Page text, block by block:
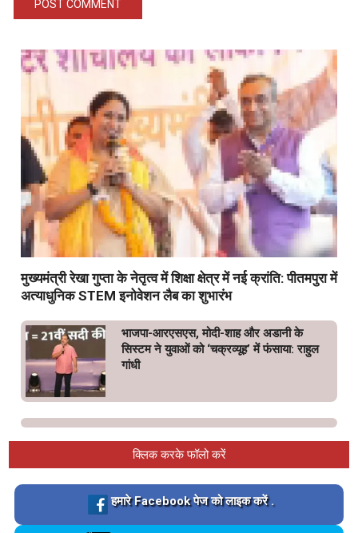
मुख्यमंत्री रेखा गुप्ता के नेतृत्व में शिक्षा क्षेत्र में नई क्रांति: पीतमपुरा में
अत्याधुनिक STEM इनोवेशन लैब का शुभारंभ
भाजपा-आरएसएस, मोदी-शाह और अडानी के
सिस्टम ने युवाओं को ‘चक्रव्यूह’ में फंसाया: राहुल
गांधी
क्लिक करके फॉलो करें
Loading…
हमारे Facebook पेज को लाइक करें .